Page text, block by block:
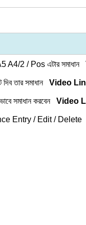
A4/2 / Pos এটার সমাধান
দিব তার সমাধান Video
সমাধান করবেন Video
Entry / Edit /